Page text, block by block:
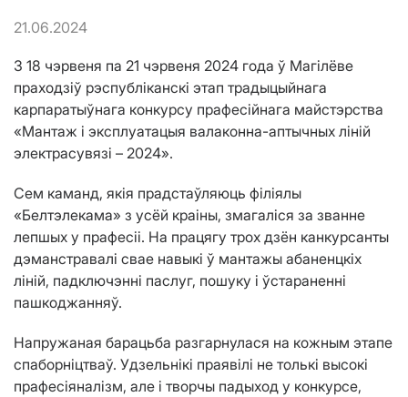
21.06.2024
З 18 чэрвеня па 21 чэрвеня 2024 года ў Магілёве
праходзіў рэспубліканскі этап традыцыйнага
карпаратыўнага конкурсу прафесійнага майстэрства
«Мантаж і эксплуатацыя валаконна-аптычных ліній
электрасувязі – 2024».
Сем каманд, якія прадстаўляюць філіялы
«Белтэлекама» з усёй краіны, змагаліся за званне
лепшых у прафесіі. На працягу трох дзён канкурсанты
дэманстравалі свае навыкі ў мантажы абаненцкіх
ліній, падключэнні паслуг, пошуку і ўстараненні
пашкоджанняў.
Напружаная барацьба разгарнулася на кожным этапе
спаборніцтваў. Удзельнікі праявілі не толькі высокі
прафесіяналізм, але і творчы падыход у конкурсе,